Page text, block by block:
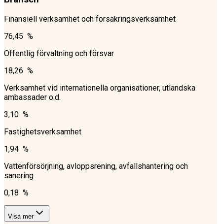
Finansiell verksamhet och försäkringsverksamhet
76,45 %
Offentlig förvaltning och försvar
18,26 %
Verksamhet vid internationella organisationer, utländska
ambassader o.d.
3,10 %
Fastighetsverksamhet
1,94 %
Vattenförsörjning, avloppsrening, avfallshantering och
sanering
0,18 %
Visa mer